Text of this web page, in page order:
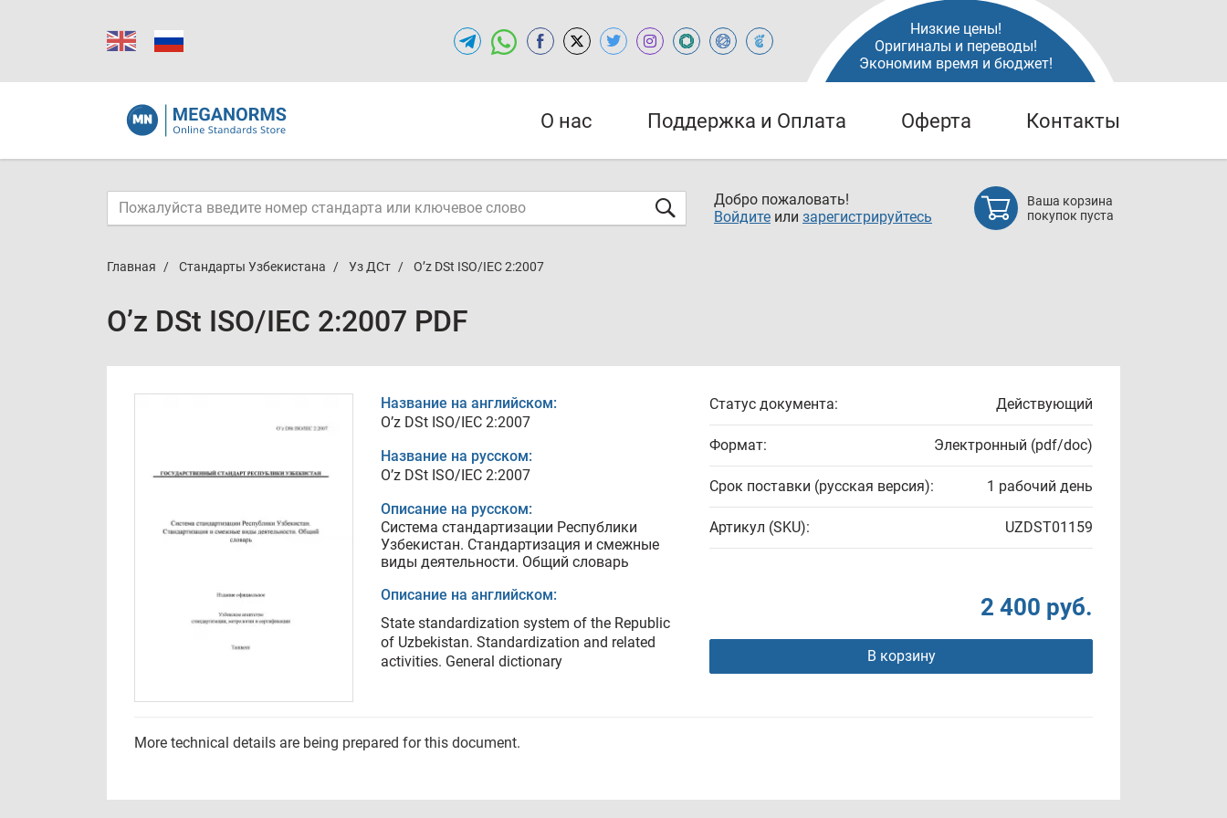
Низкие цены!
Оригиналы и переводы!
Экономим время и бюджет!
О нас Поддержка и Оплата Оферта Контакты
Добро пожаловать!
Войдите или зарегистрируйтесь
Ваша корзина
покупок пуста
Главная Стандарты Узбекистана Уз ДСт O’z DSt ISO/IEC 2:2007
O’z DSt ISO/IEC 2:2007 PDF
Название на английском:
O’z DSt ISO/IEC 2:2007
Название на русском:
O’z DSt ISO/IEC 2:2007
Описание на русском:
Система стандартизации Республики
Узбекистан. Стандартизация и смежные
виды деятельности. Общий словарь
Описание на английском:
State standardization system of the Republic
of Uzbekistan. Standardization and related
activities. General dictionary
Статус документа: Действующий
Формат: Электронный (pdf/doc)
Срок поставки (русская версия): 1 рабочий день
Артикул (SKU): UZDST01159
2 400 руб.
В корзину
More technical details are being prepared for this document.